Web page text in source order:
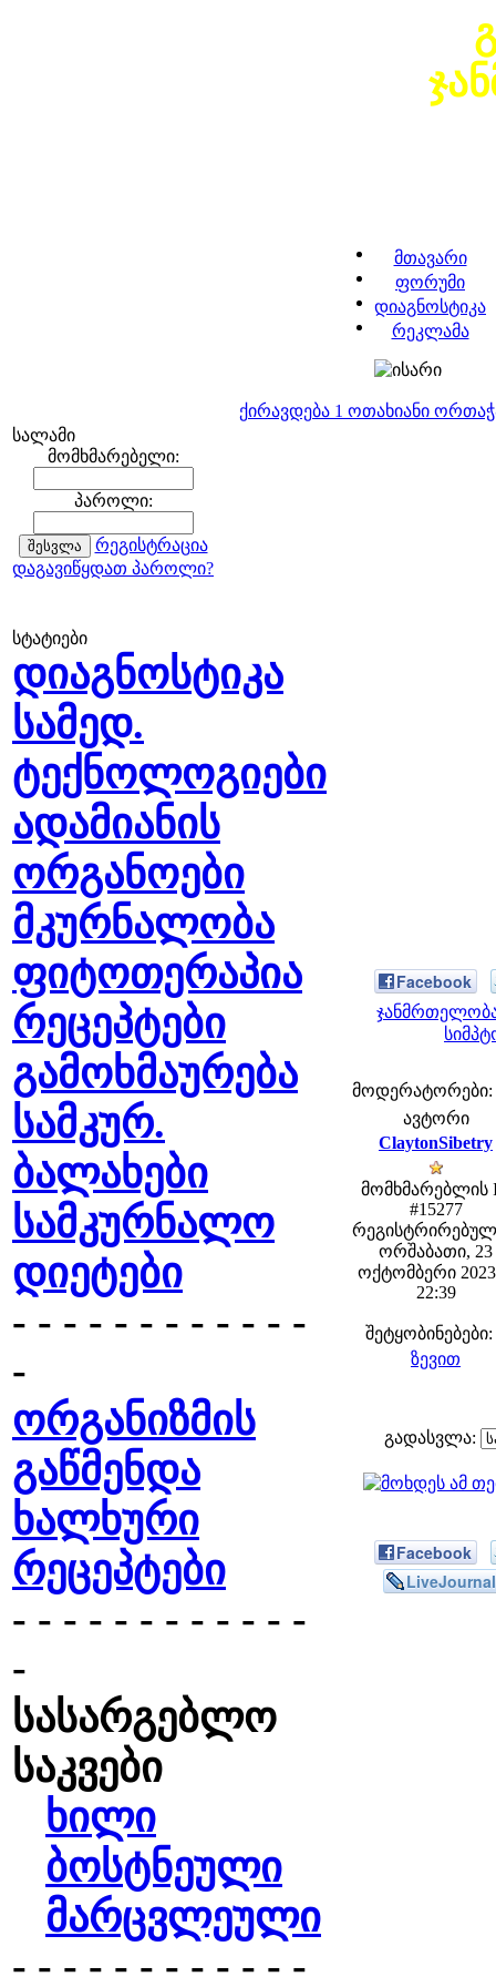
მთავარი
ფორუმი
დიაგნოსტიკა
რეკლამა
ქირავდება 1 ოთახიანი
სალამი
მომხმარებელი:
პაროლი:
რეგისტრაცია
დაგავიწყდათ პაროლი?
სტატიები
დიაგნოსტიკა
სამედ.
ტექნოლოგიები
ადამიანის
ორგანოები
მკურნალობა
ფიტოთერაპია
რეცეპტები
გამოხმაურება
სამკურ.
ბალახები
სამკურნალო
დიეტები
- - - - - - - - - - - -
-
ორგანიზმის
გაწმენდა
ხალხური
რეცეპტები
- - - - - - - - - - - -
-
სასარგებლო
საკვები
ხილი
ბოსტნეული
მარცვლეული
- - - - - - - - - - - -
Facebook
მოდერატორები:
ავტორი
ClaytonSibetry
მომხმარებლის
#15277
ორშაბათი, 23
ოქტომბერი
22:39
შეტყობინებები:
ზევით
გადასვლა:
Facebook
LiveJournal